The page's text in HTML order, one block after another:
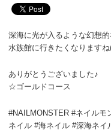
深海に光が入るような幻想
水族館に行きたくなりますね
ありがとうございました♪
☆ゴールドコース
#NAILMONSTER #ネイル
ネイル #海ネイル #深海ネ